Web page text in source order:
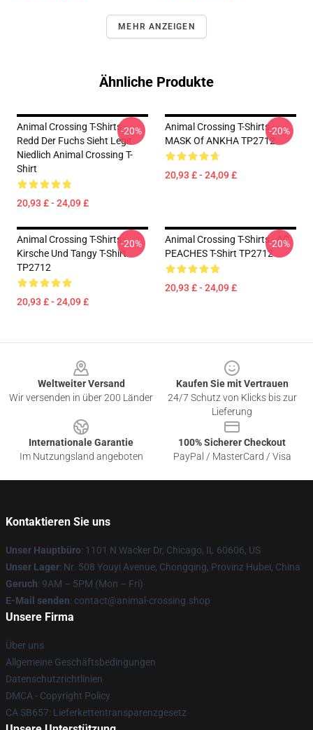
MEHR ANZEIGEN
Ähnliche Produkte
Animal Crossing T-Shirts -
Redd Der Fuchs Sieht Legit
Niedlich Animal Crossing T-
Shirt
20,93 £ - 24,09 £
-20%
Animal Crossing T-Shirts -
MASK Of ANKHA TP2712
20,93 £ - 24,09 £
-20%
Animal Crossing T-Shirts -
Kirsche Und Tangy T-Shirt
TP2712
20,93 £ - 24,09 £
-20%
Animal Crossing T-Shirts - AC
PEACHES T-Shirt TP2712
20,93 £ - 24,09 £
-20%
Weltweiter Versand
Wir versenden in über 200 Länder
Kaufen Sie mit Vertrauen
24/7 Schutz von Klicks bis zur
Lieferung
Internationale Garantie
Im Nutzungsland angeboten
100% Sicherer Checkout
PayPal / MasterCard / Visa
Kontaktieren Sie uns
Unser Hauptbüro: 1101 N Wacker Dr, Chicago, IL 60606, US
Unser Lager: Nr. 508 Youyi Avenue, Chongqing, Provinz Hubei, China
Geruch: 9AM – 5PM (Mon – Fri)
E-Mail senden: contact@animal-crossing.shop
Unsere Firma
Über uns
Allgemeine Geschäftsbedingungen
Datenschutzrichtlinien
DMCA - Copyright Policy
CA SB657: Lieferkettentransparenzgesetz